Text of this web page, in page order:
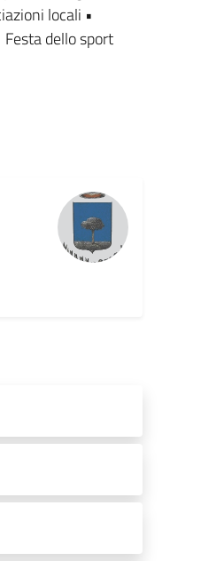
locali •
dello sport